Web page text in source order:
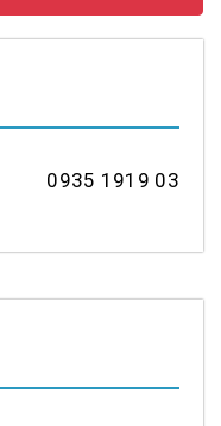
0935 1919 03